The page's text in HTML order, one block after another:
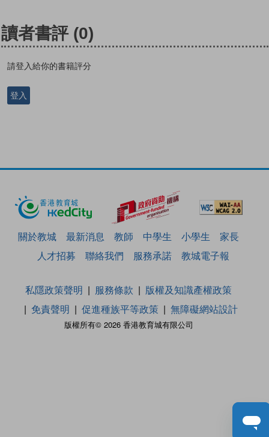
讀者書評 (0)
請登入給你的書籍評分
登入
關於教城 最新消息 教師 中學生 小學生
家長
人才招募
聯絡我們 服務承諾 教城電子報
版權所有© 2026 香港教育城有限公司
私隱政策聲明 服務條款
版權及知識產權政策
免責聲明
促進種族平等政策 無障礙網站設計